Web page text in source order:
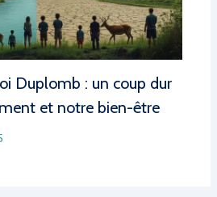
Duplomb : un coup dur
et notre bien-être